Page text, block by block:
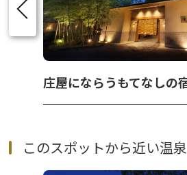
このスポットから近い温泉